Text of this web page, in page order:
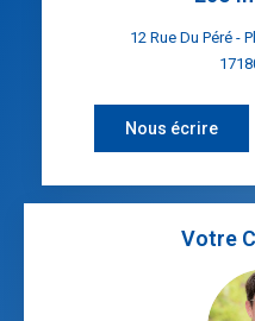
12 Rue Du Péré -
Nous écrire
Votre